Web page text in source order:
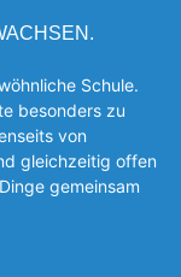
Schule.
besonders zu
von
gleichzeitig offen
gemeinsam